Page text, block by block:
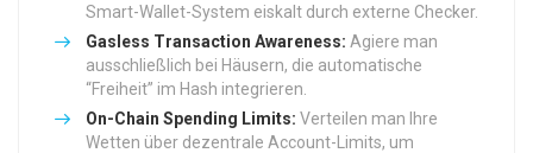
Smart-Wallet-System eiskalt durch externe Checker.
Gasless Transaction Awareness: Agiere man
ausschließlich bei Häusern, die automatische
“Freiheit” im Hash integrieren.
On-Chain Spending Limits: Verteilen man Ihre
Wetten über dezentrale Account-Limits, um